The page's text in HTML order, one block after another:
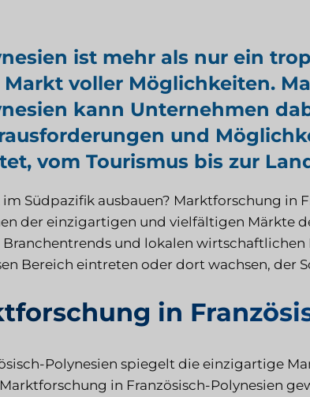
ist mehr als nur ein
voller Möglichkeiten.
kann Unternehmen
und
vom Tourismus bis zur
im Südpazifik ausbauen? Marktforschung in
der einzigartigen und vielfältigen Märkte
Branchentrends und lokalen
Bereich eintreten oder dort wachsen, der
in
Polynesien spiegelt die einzigartige
in Französisch-Polynesien